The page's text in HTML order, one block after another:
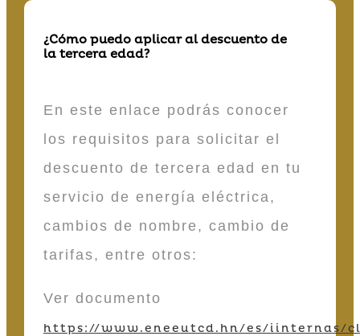
¿Cómo puedo aplicar al descuento de
la tercera edad?
En este enlace podrás conocer
los requisitos para solicitar el
descuento de tercera edad en tu
servicio de energía eléctrica,
cambios de nombre, cambio de
tarifas, entre otros:
Ver documento
https://www.eneeutcd.hn/es/iinternas/